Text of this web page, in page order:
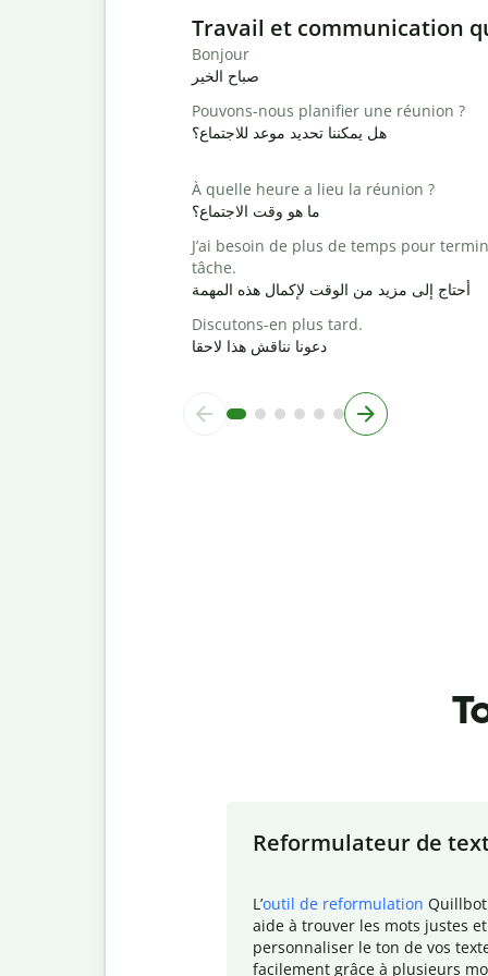
Slide 1 of 6
Travail et communication
Bonjour
صباح الخير
Pouvons-nous planifier une réunion ?
هل يمكننا تحديد موعد للاجتماع؟
À quelle heure a lieu la réunion ?
ما هو وقت الاجتماع؟
J’ai besoin de plus de temps pour
tâche.
أحتاج إلى مزيد من الوقت لإكمال هذه المهمة
Discutons-en plus tard.
دعونا نناقش هذا لاحقا
Reformulateur de
L ’outil de reformulation
aide à trouver les mots justes
personnaliser le ton de vos
facilement grâce à plusieurs